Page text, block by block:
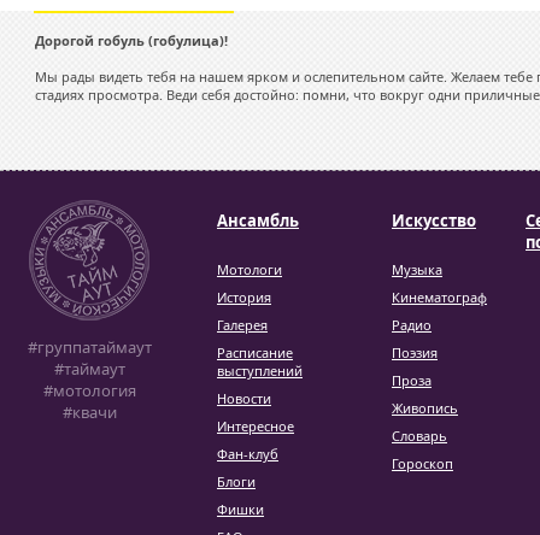
Дорогой гобуль (гобулица)!
Мы рады видеть тебя на нашем ярком и ослепительном сайте. Желаем тебе
стадиях просмотра. Веди себя достойно: помни, что вокруг одни
#группатаймаут
#таймаут
#мотология
#квачи
Ансамбль
Мотологи
История
Галерея
Расписание
выступлений
Новости
Интересное
Фан-клуб
Блоги
Фишки
Искусство
Музыка
Кинематограф
Радио
Поэзия
Проза
Живопись
Словарь
Гороскоп